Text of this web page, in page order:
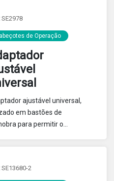
SE2978
de Operação
ajustável universal,
em bastões de
para permitir o
do bastão tipo
SE13680-2